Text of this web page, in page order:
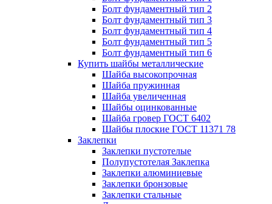
Болт фундаментный тип 2
Болт фундаментный тип 3
Болт фундаментный тип 4
Болт фундаментный тип 5
Болт фундаментный тип 6
Купить шайбы металлические
Шайба высокопрочная
Шайба пружинная
Шайба увеличенная
Шайбы оцинкованные
Шайба гровер ГОСТ 6402
Шайбы плоские ГОСТ 11371 78
Заклепки
Заклепки пустотелые
Полупустотелая Заклепка
Заклепки алюминиевые
Заклепки бронзовые
Заклепки стальные